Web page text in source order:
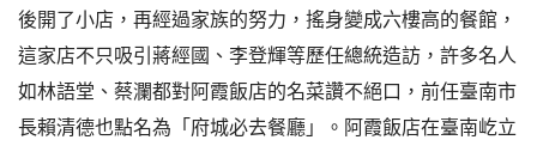
後開了小店，再經過家族的努力，搖身變成六樓高的餐館，
這家店不只吸引蔣經國、李登輝等歷任總統造訪，許多名人
如林語堂、蔡瀾都對阿霞飯店的名菜讚不絕口，前任臺南市
長賴清德也點名為「府城必去餐廳」。阿霞飯店在臺南屹立